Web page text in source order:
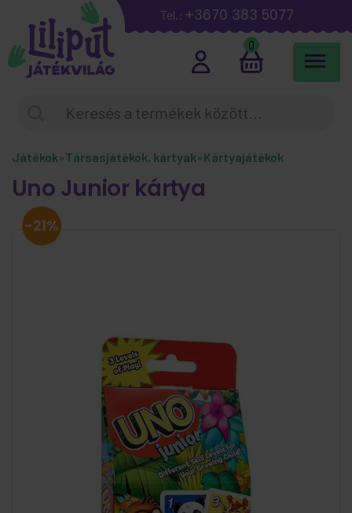
Tel.: +3670 383 5077
0
Játékok»Társasjátékok, kártyák»Kártyajátékok
Uno Junior kártya
-21%